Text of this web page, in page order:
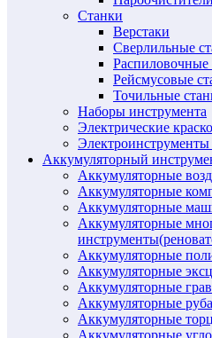
Станки
Верстаки
Сверлильные
Распиловочные
Рейсмусовые
Точильные
Наборы инструмента
Электрические
Аккумуляторный
Аккумуляторные
Аккумуляторные
Аккумуляторные
Аккумуляторные
Аккумуляторные
Аккумуляторные
Аккумуляторные
Аккумуляторные
Аккумуляторные
Аккумуляторные